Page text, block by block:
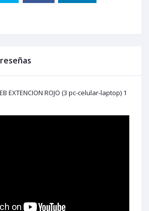
reseñas
EXTENCION ROJO (3 pc-celular-laptop) 1